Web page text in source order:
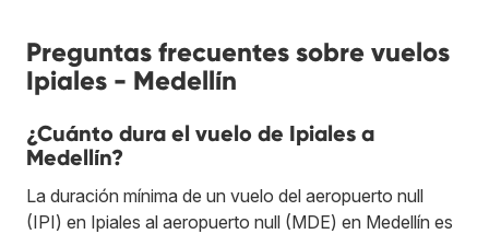
Preguntas frecuentes sobre vuelos
Ipiales - Medellín
¿Cuánto dura el vuelo de Ipiales a
Medellín?
La duración mínima de un vuelo del aeropuerto null
(IPI) en Ipiales al aeropuerto null (MDE) en Medellín es